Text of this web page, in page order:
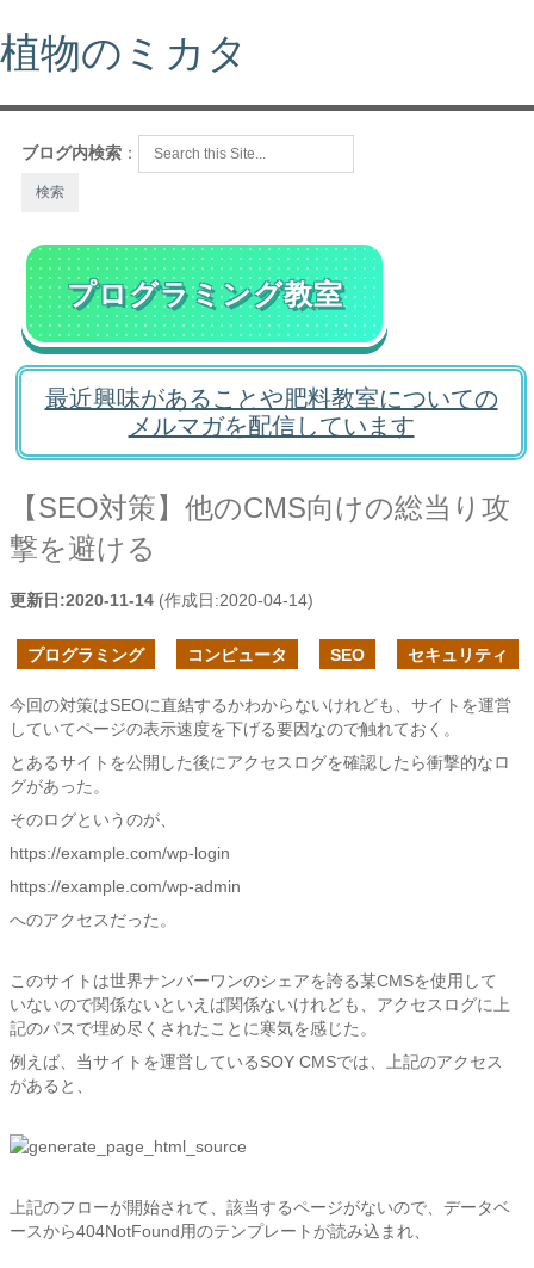
植物のミカタ
ブログ内検索 ：
プログラミング教室
最近興味があることや肥料教室についての
メルマガを配信しています
【SEO対策】他のCMS向けの総当り攻
撃を避ける
更新日:2020-11-14 (作成日:2020-04-14)
プログラミング コンピュータ SEO セキュリティ
今回の対策はSEOに直結するかわからないけれども、サイトを運営
していてページの表示速度を下げる要因なので触れておく。
とあるサイトを公開した後にアクセスログを確認したら衝撃的なロ
グがあった。
そのログというのが、
https://example.com/wp-login
https://example.com/wp-admin
へのアクセスだった。
このサイトは世界ナンバーワンのシェアを誇る某CMSを使用して
いないので関係ないといえば関係ないけれども、アクセスログに上
記のパスで埋め尽くされたことに寒気を感じた。
例えば、当サイトを運営しているSOY CMSでは、上記のアクセス
があると、
上記のフローが開始されて、該当するページがないので、データベ
ースから404NotFound用のテンプレートが読み込まれ、